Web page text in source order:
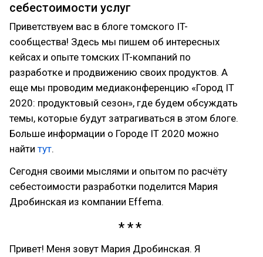
себестоимости услуг
Приветствуем вас в блоге томского IT-
сообщества! Здесь мы пишем об интересных
кейсах и опыте томских IT-компаний по
разработке и продвижению своих продуктов. А
еще мы проводим медиаконференцию «Город IT
2020: продуктовый сезон», где будем обсуждать
темы, которые будут затрагиваться в этом блоге.
Больше информации о Городе IT 2020 можно
найти тут.
Сегодня своими мыслями и опытом по расчёту
себестоимости разработки поделится Мария
Дробинская из компании Effema.
Привет! Меня зовут Мария Дробинская. Я